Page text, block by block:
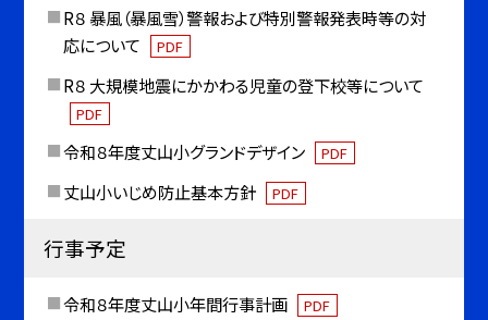
R８ 暴風（暴風雪）警報および特別警報発表時等の対
応について
PDF
R８ 大規模地震にかかわる児童の登下校等について
PDF
令和８年度丈山小グランドデザイン PDF
丈山小いじめ防止基本方針 PDF
行事予定
令和８年度丈山小年間行事計画 PDF